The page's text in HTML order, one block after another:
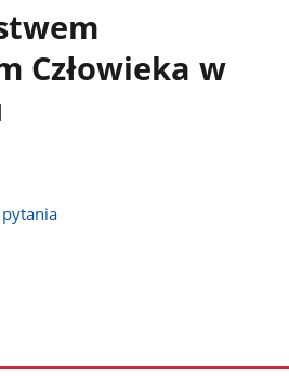
Człowieka w
pytania